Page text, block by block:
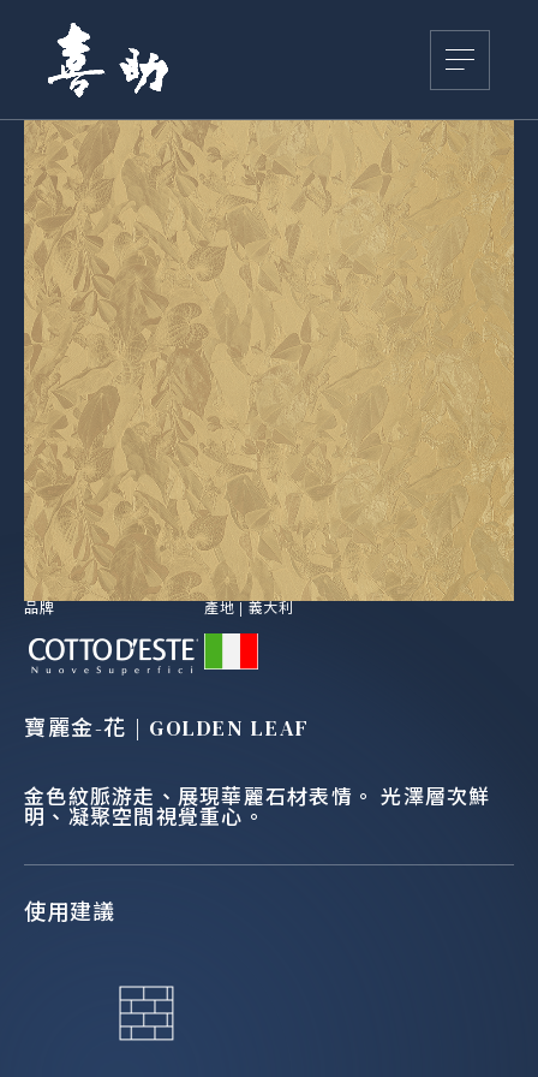
品牌 產地 | 義大利
寶麗金-花 | GOLDEN LEAF
金色紋脈游走、展現華麗石材表情。 光澤層次鮮
明、凝聚空間視覺重心。
使用建議